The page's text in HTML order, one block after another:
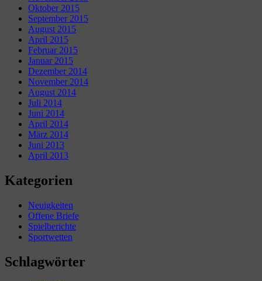
Oktober 2015
September 2015
August 2015
April 2015
Februar 2015
Januar 2015
Dezember 2014
November 2014
August 2014
Juli 2014
Juni 2014
April 2014
März 2014
Juni 2013
April 2013
Kategorien
Neuigkeiten
Offene Briefe
Spielberichte
Sportwetten
Schlagwörter